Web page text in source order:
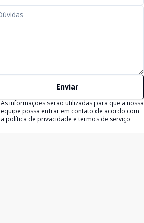
Enviar
As informações serão utilizadas para que a nossa
equipe possa entrar em contato de acordo com
a política de privacidade e termos de serviço